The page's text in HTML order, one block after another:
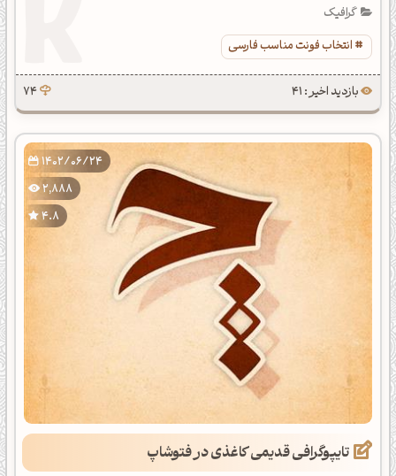
گرافیک
انتخاب فونت مناسب فارسی
بازدید اخیر : 41 74
1402/06/24
2,888
4.8
تایپوگرافی قدیمی کاغذی در فتوشاپ